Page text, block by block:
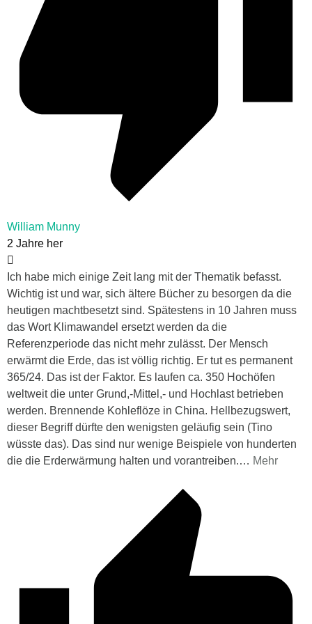
William Munny
2 Jahre her
Ich habe mich einige Zeit lang mit der Thematik befasst.
Wichtig ist und war, sich ältere Bücher zu besorgen da die
heutigen machtbesetzt sind. Spätestens in 10 Jahren muss
das Wort Klimawandel ersetzt werden da die
Referenzperiode das nicht mehr zulässt. Der Mensch
erwärmt die Erde, das ist völlig richtig. Er tut es permanent
365/24. Das ist der Faktor. Es laufen ca. 350 Hochöfen
weltweit die unter Grund,-Mittel,- und Hochlast betrieben
werden. Brennende Kohleflöze in China. Hellbezugswert,
dieser Begriff dürfte den wenigsten geläufig sein (Tino
wüsste das). Das sind nur wenige Beispiele von hunderten
die die Erderwärmung halten und vorantreiben.… Mehr